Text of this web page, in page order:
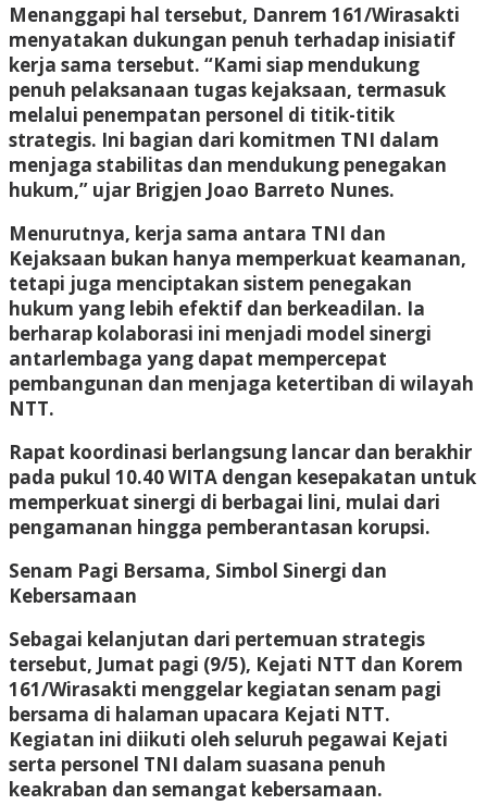
Menanggapi hal tersebut, Danrem 161/Wirasakti
menyatakan dukungan penuh terhadap inisiatif
kerja sama tersebut. “Kami siap mendukung
penuh pelaksanaan tugas kejaksaan, termasuk
melalui penempatan personel di titik-titik
strategis. Ini bagian dari komitmen TNI dalam
menjaga stabilitas dan mendukung penegakan
hukum,” ujar Brigjen Joao Barreto Nunes.
Menurutnya, kerja sama antara TNI dan
Kejaksaan bukan hanya memperkuat keamanan,
tetapi juga menciptakan sistem penegakan
hukum yang lebih efektif dan berkeadilan. Ia
berharap kolaborasi ini menjadi model sinergi
antarlembaga yang dapat mempercepat
pembangunan dan menjaga ketertiban di wilayah
NTT.
Rapat koordinasi berlangsung lancar dan berakhir
pada pukul 10.40 WITA dengan kesepakatan untuk
memperkuat sinergi di berbagai lini, mulai dari
pengamanan hingga pemberantasan korupsi.
Senam Pagi Bersama, Simbol Sinergi dan
Kebersamaan
Sebagai kelanjutan dari pertemuan strategis
tersebut, Jumat pagi (9/5), Kejati NTT dan Korem
161/Wirasakti menggelar kegiatan senam pagi
bersama di halaman upacara Kejati NTT.
Kegiatan ini diikuti oleh seluruh pegawai Kejati
serta personel TNI dalam suasana penuh
keakraban dan semangat kebersamaan.